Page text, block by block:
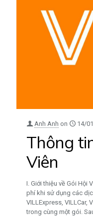
Anh Anh on 14/
Thông
Viên
I. Giới thiệu về Gói Hội
phí khi sử dụng các
VILLExpress, VILLCar,
trong cùng một gói.